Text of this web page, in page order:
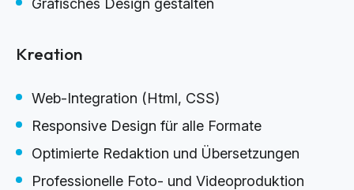
Kreation
Web-Integration (Html, CSS)
Responsive Design für alle Formate
Optimierte Redaktion und Übersetzungen
Professionelle Foto- und Videoproduktion